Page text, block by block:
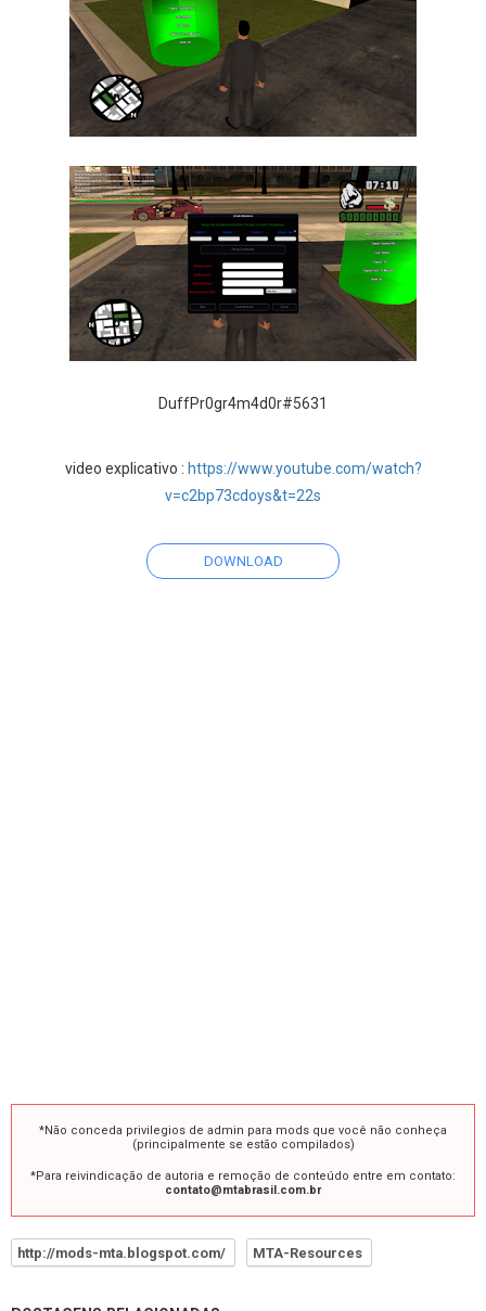
DuffPr0gr4m4d0r#5631
video explicativo : https://www.youtube.com/watch?
v=c2bp73cdoys&t=22s
DOWNLOAD
*Não conceda privilegios de admin para mods que você não conheça
(principalmente se estão compilados)
*Para reivindicação de autoria e remoção de conteúdo entre em contato:
contato@mtabrasil.com.br
http://mods-mta.blogspot.com/ MTA-Resources